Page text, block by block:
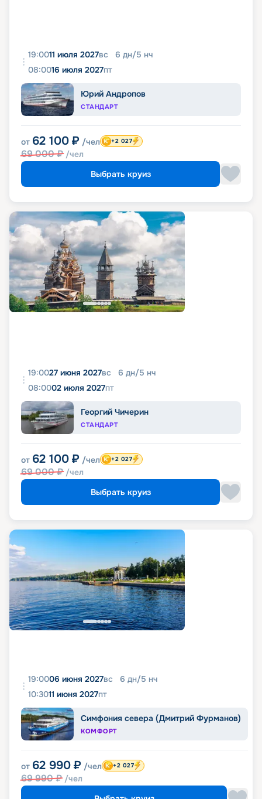
19:0011 июля 2027вс 6 дн/5 нч
08:0016 июля 2027пт
Юрий Андропов
СТАНДАРТ
от 62 100 ₽ /чел
69 000₽ /чел
+2 027
Выбрать круиз
19:0027 июня 2027вс 6 дн/5 нч
08:0002 июля 2027пт
Георгий Чичерин
СТАНДАРТ
от 62 100 ₽ /чел
69 000₽ /чел
+2 027
Выбрать круиз
19:0006 июня 2027вс 6 дн/5 нч
10:3011 июня 2027пт
Симфония севера (Дмитрий Фурманов)
КОМФОРТ
от 62 990 ₽ /чел
69 990₽ /чел
+2 027